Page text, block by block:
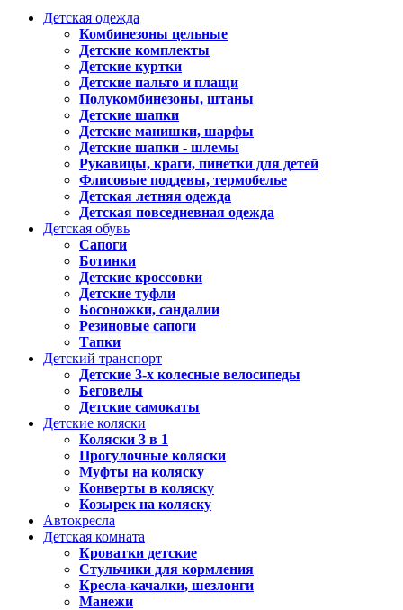
Детская одежда
Комбинезоны цельные
Детские комплекты
Детские куртки
Детские пальто и плащи
Полукомбинезоны, штаны
Детские шапки
Детские манишки, шарфы
Детские шапки - шлемы
Рукавицы, краги, пинетки для детей
Флисовые поддевы, термобелье
Детская летняя одежда
Детская повседневная одежда
Детская обувь
Сапоги
Ботинки
Детские кроссовки
Детские туфли
Босоножки, сандалии
Резиновые сапоги
Тапки
Детский транспорт
Детские 3-х колесные велосипеды
Беговелы
Детские самокаты
Детские коляски
Коляски 3 в 1
Прогулочные коляски
Муфты на коляску
Конверты в коляску
Козырек на коляску
Автокресла
Детская комната
Кроватки детские
Стульчики для кормления
Кресла-качалки, шезлонги
Манежи